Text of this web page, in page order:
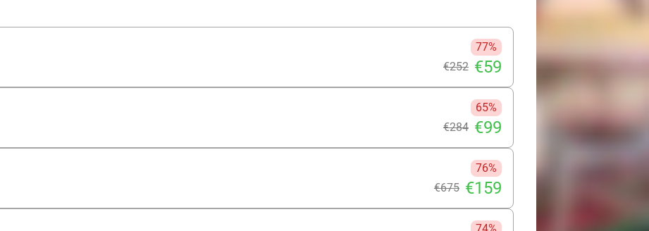
77%
€252 €59
65%
€284 €99
76%
€675 €159